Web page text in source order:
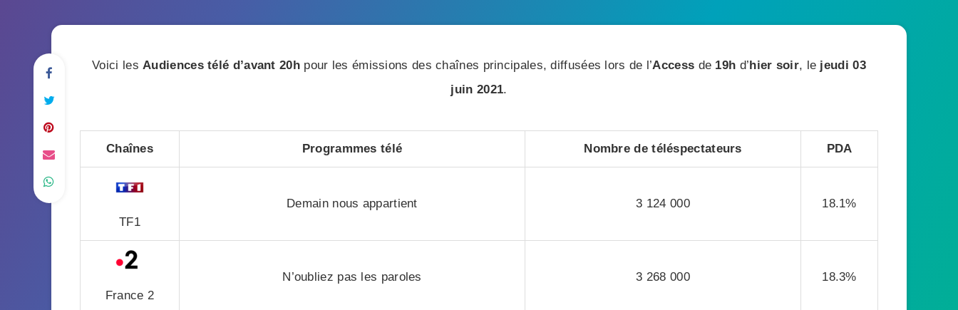
Voici lesAudiences télé d’avant 20hpour les émissions des chaînes principales, diffusées lors de l’Access de 19h d’hier soir, le jeudi 03
juin 2021.
Chaînes Programmes télé Nombre de téléspectateurs PDA
TF1
Demain nous appartient 3 124 000 18.1%
France 2
N’oubliez pas les paroles 3 268 000 18.3%